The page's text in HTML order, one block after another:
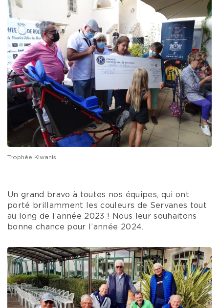
Trophée Kiwanis
Un grand bravo à toutes nos équipes, qui ont
porté brillamment les couleurs de Servanes tout
au long de l’année 2023 ! Nous leur souhaitons
bonne chance pour l’année 2024.